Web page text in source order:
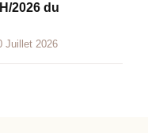
2026 du
Juillet 2026